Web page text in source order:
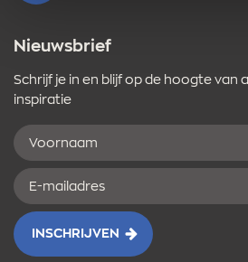
Nieuwsbrief
Schrijf je in en blijf op de hoogte van
inspiratie
Voornaam
E-
mailadres
INSCHRIJVEN